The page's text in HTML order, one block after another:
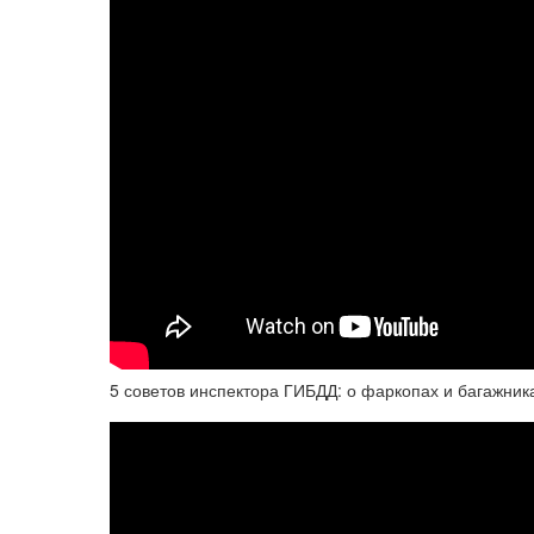
5 советов инспектора ГИБДД: о фаркопах и